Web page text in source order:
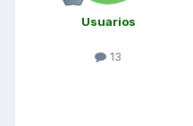
Usuarios
13